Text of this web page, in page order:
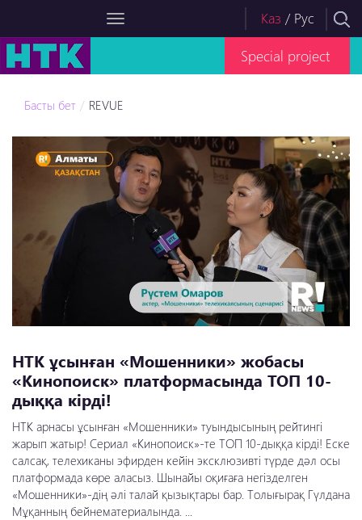
Каз / Рус
Special project
Басты бет REVUE
НТК ұсынған «Мошенники» жобасы
«Кинопоиск» платформасында ТОП 10-
дыққа кірді!
НТК арнасы ұсынған «Мошенники» туындысының рейтингі
жарып жатыр! Сериал «Кинопоиск»-те ТОП 10-дыққа кірді! Еске
салсақ, телехиканы эфирден кейін эксклюзивті түрде дәл осы
платформада көре аласыз. Шынайы оқиғаға негізделген
«Мошенники»-дің әлі талай қызықтары бар. Толығырақ Гүлдана
Мұқанның бейнематериалында. ...